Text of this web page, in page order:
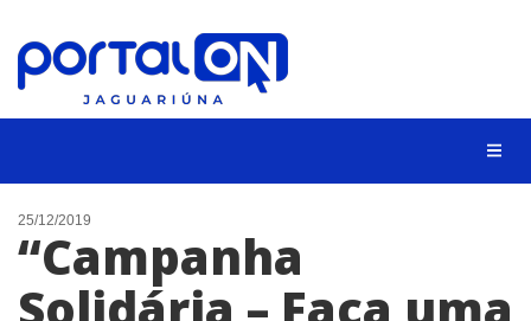
NOTÍCIAS
LISTA DIGITAL
CONTATO
25/12/2019
“Campanha